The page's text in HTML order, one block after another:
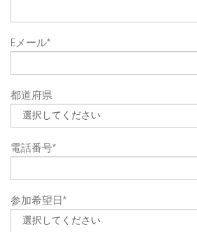
Eメール*
都道府県
電話番号*
参加希望日*